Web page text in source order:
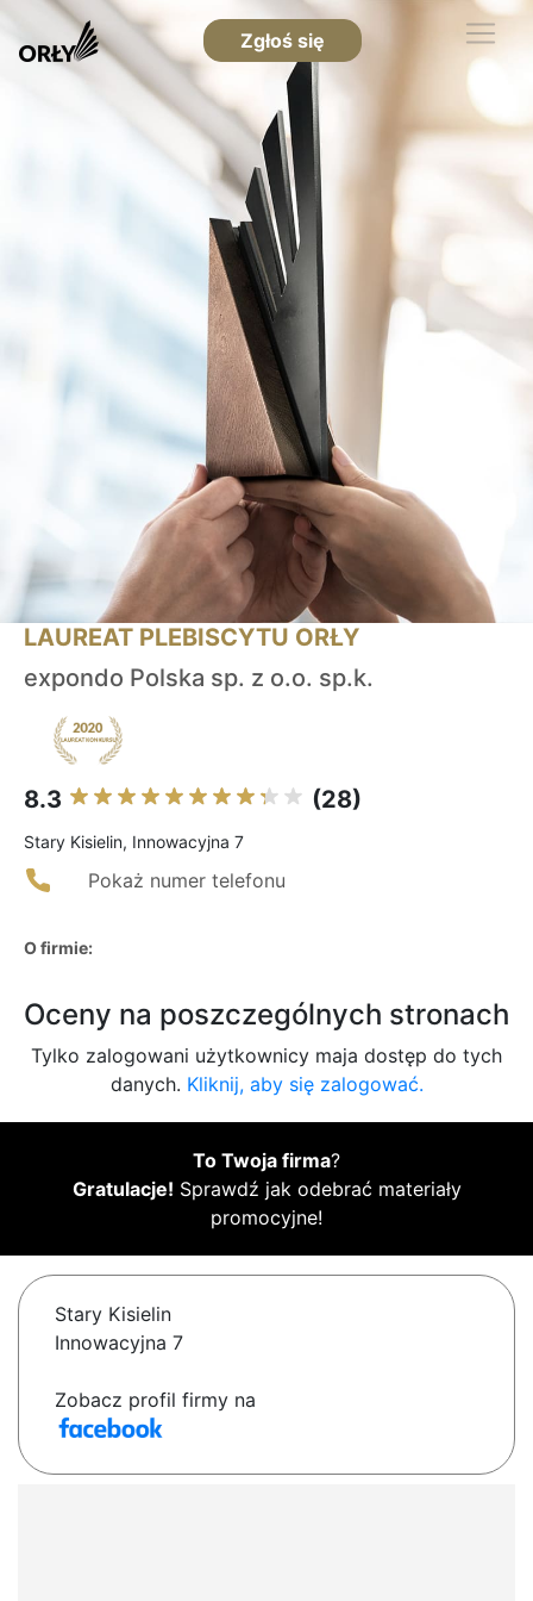
Zgłoś się
LAUREAT PLEBISCYTU ORŁY
expondo Polska sp. z o.o. sp.k.
8.3 (28)
Stary Kisielin, Innowacyjna 7
Pokaż numer telefonu
O firmie:
Oceny na poszczególnych stronach
Tylko zalogowani użytkownicy maja dostęp do tych
danych. Kliknij, aby się zalogować.
To Twoja firma?
Gratulacje! Sprawdź jak odebrać materiały
promocyjne!
Stary Kisielin
Innowacyjna 7
Zobacz profil firmy na